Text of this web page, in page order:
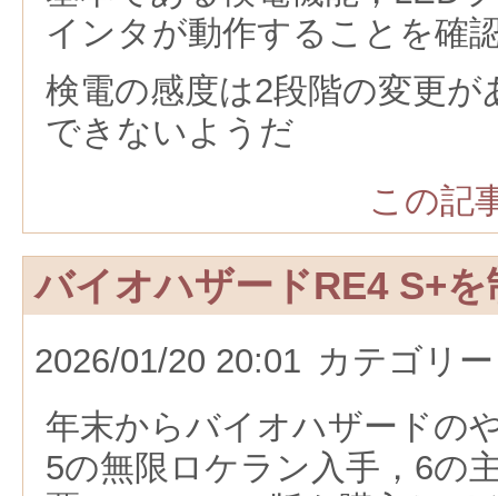
インタが動作することを確
検電の感度は2段階の変更
できないようだ
この記
バイオハザードRE4 S+を
2026/01/20 20:01 カテゴリ
年末からバイオハザードの
5の無限ロケラン入手，6の